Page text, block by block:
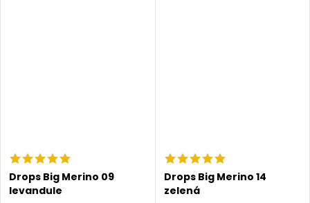
Drops Big Merino 09
levandule
Drops Big Merino 14
zelená